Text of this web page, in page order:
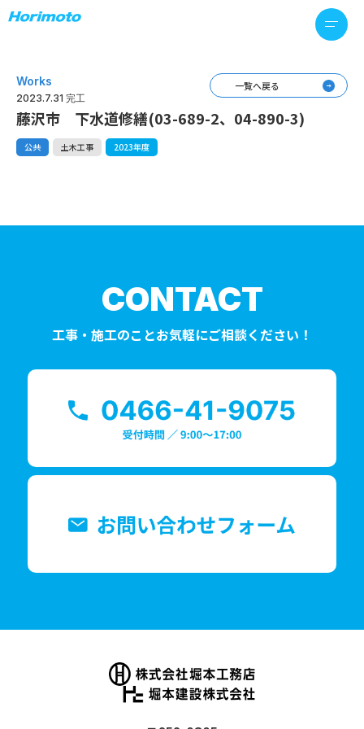
Works
2023.7.31 完工
藤沢市 下水道修繕(03-689-2、04-890-3)
公共 土木工事 2023年度
一覧へ戻る
CONTACT
工事・施工のことお気軽にご相談ください！